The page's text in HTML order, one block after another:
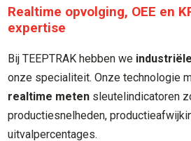
Realtime opvolging, OEE en
expertise
Bij TEEPTRAK hebben we
onze specialiteit. Onze technologie
realtime meten sleutelindicatoren
productiesnelheden,
uitvalpercentages.